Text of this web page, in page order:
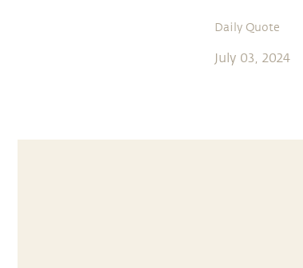
Daily Quote
July 03, 2024